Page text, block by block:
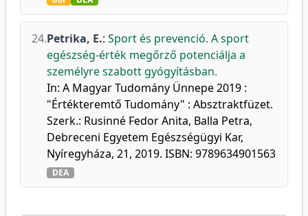
24.Petrika, E.: Sport és prevenció. A sport
egészség-érték megőrző potenciálja a
személyre szabott gyógyításban.
In: A Magyar Tudomány Ünnepe 2019 :
"Értékteremtő Tudomány" : Absztraktfüzet.
Szerk.: Rusinné Fedor Anita, Balla Petra,
Debreceni Egyetem Egészségügyi Kar,
Nyíregyháza, 21, 2019. ISBN: 9789634901563
DEA